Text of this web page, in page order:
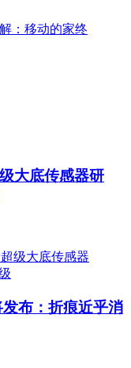
大底传感器研
布：折痕近乎消